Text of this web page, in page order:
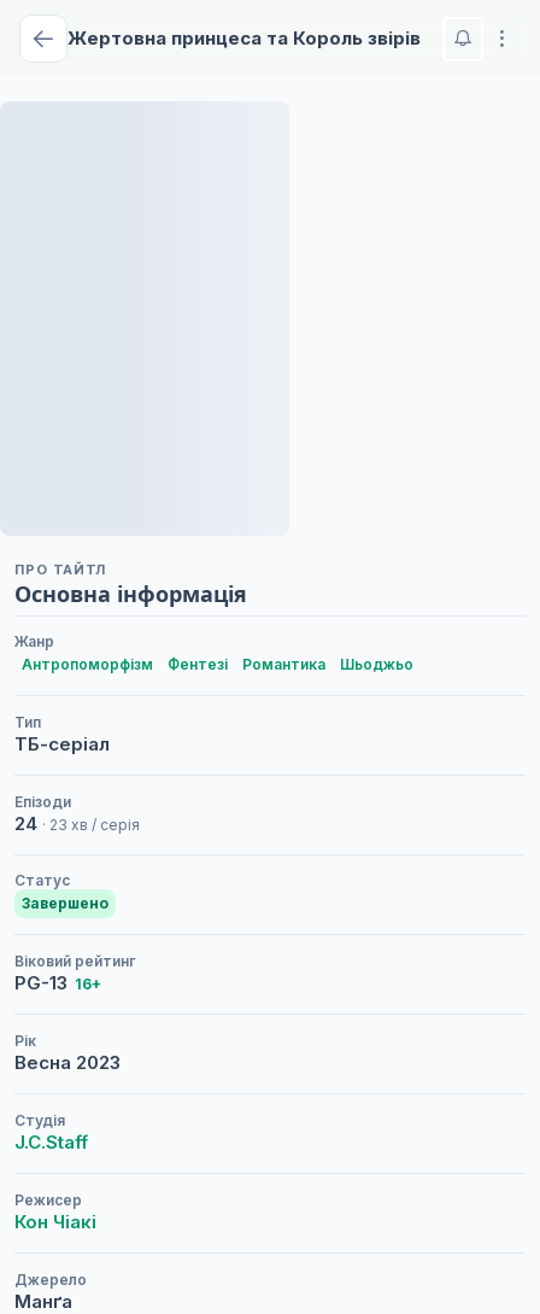
Жертовна принцеса та Король звірів
ПРО ТАЙТЛ
Основна інформація
Жанр
Антропоморфізм
Фентезі Романтика Шьоджьо
Тип
ТБ-серіал
Епізоди
24 · 23 хв / серія
Статус
Завершено
Віковий рейтинг
PG-13 16+
Рік
Весна 2023
Студія
J.C.Staff
Режисер
Кон Чіакі
Джерело
Манґа